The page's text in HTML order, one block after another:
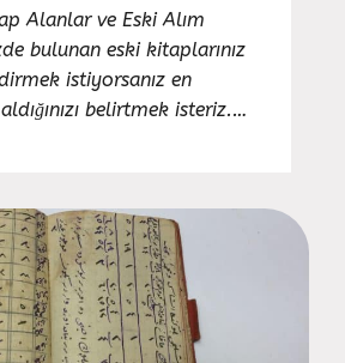
Alanlar ve Eski Alım
bulunan eski kitaplarınız
istiyorsanız en
belirtmek isteriz.…